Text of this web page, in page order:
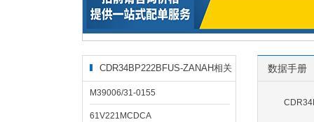
CDR34BP222BFUS-ZANAH相关
型号
M39006/31-0155
61V221MCDCA
数据手册